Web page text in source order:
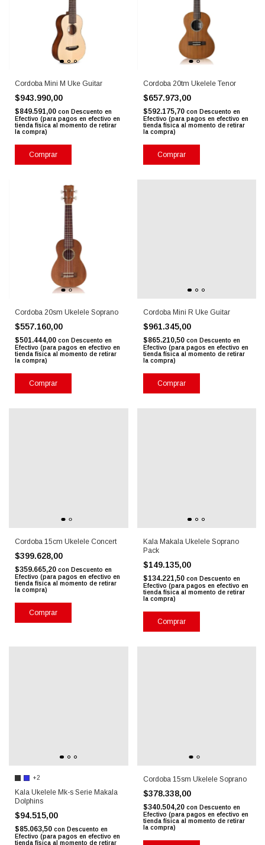
Cordoba Mini M Uke Guitar
$943.990,00
$849.591,00 con Descuento en
Efectivo (para pagos en efectivo en
tienda física al momento de retirar
la compra)
Comprar
Cordoba 20tm Ukelele Tenor
$657.973,00
$592.175,70 con Descuento en
Efectivo (para pagos en efectivo en
tienda física al momento de retirar
la compra)
Comprar
Cordoba 20sm Ukelele Soprano
$557.160,00
$501.444,00 con Descuento en
Efectivo (para pagos en efectivo en
tienda física al momento de retirar
la compra)
Comprar
Cordoba Mini R Uke Guitar
$961.345,00
$865.210,50 con Descuento en
Efectivo (para pagos en efectivo en
tienda física al momento de retirar
la compra)
Comprar
Cordoba 15cm Ukelele Concert
$399.628,00
$359.665,20 con Descuento en
Efectivo (para pagos en efectivo en
tienda física al momento de retirar
la compra)
Comprar
Kala Makala Ukelele Soprano
Pack
$149.135,00
$134.221,50 con Descuento en
Efectivo (para pagos en efectivo en
tienda física al momento de retirar
la compra)
Comprar
+2
Kala Ukelele Mk-s Serie Makala
Dolphins
$94.515,00
$85.063,50 con Descuento en
Efectivo (para pagos en efectivo en
tienda física al momento de retirar
Cordoba 15sm Ukelele Soprano
$378.338,00
$340.504,20 con Descuento en
Efectivo (para pagos en efectivo en
tienda física al momento de retirar
la compra)